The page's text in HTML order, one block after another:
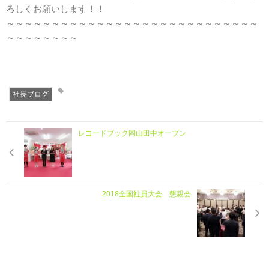
ろしくお願いします！！
～～～～～～～～～～～～～～～～～～～～～～～～～～～～
～～～～～～～～
社長ブログ
レコードブック岡山田中オープン
2018全国社員大会 懇親会